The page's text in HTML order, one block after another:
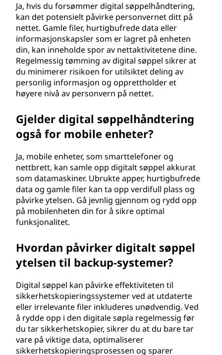
Ja, hvis du forsømmer digital søppelhåndtering,
kan det potensielt påvirke personvernet ditt på
nettet. Gamle filer, hurtigbufrede data eller
informasjonskapsler som er lagret på enheten
din, kan inneholde spor av nettaktivitetene dine.
Regelmessig tømming av digital søppel sikrer at
du minimerer risikoen for utilsiktet deling av
personlig informasjon og opprettholder et
høyere nivå av personvern på nettet.
Gjelder digital søppelhåndtering
også for mobile enheter?
Ja, mobile enheter, som smarttelefoner og
nettbrett, kan samle opp digitalt søppel akkurat
som datamaskiner. Ubrukte apper, hurtigbufrede
data og gamle filer kan ta opp verdifull plass og
påvirke ytelsen. Gå jevnlig gjennom og rydd opp
på mobilenheten din for å sikre optimal
funksjonalitet.
Hvordan påvirker digitalt søppel
ytelsen til backup-systemer?
Digital søppel kan påvirke effektiviteten til
sikkerhetskopieringssystemer ved at utdaterte
eller irrelevante filer inkluderes unødvendig. Ved
å rydde opp i den digitale søpla regelmessig før
du tar sikkerhetskopier, sikrer du at du bare tar
vare på viktige data, optimaliserer
sikkerhetskopieringsprosessen og sparer